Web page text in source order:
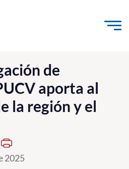
al contenido
e Innovación
de
aporta al
la región y el
2025